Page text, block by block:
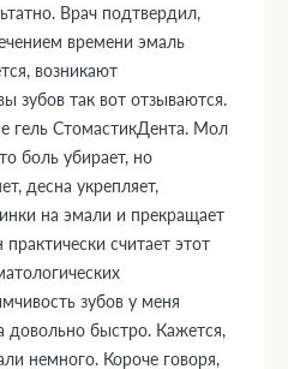
Врач подтвердил,
времени эмаль
возникают
зубов так вот отзываются.
гель СтомастикДента. Мол
боль убирает, но
десна укрепляет,
на эмали и прекращает
считает этот
зубов у меня
довольно быстро. Кажется,
немного. Короче говоря,